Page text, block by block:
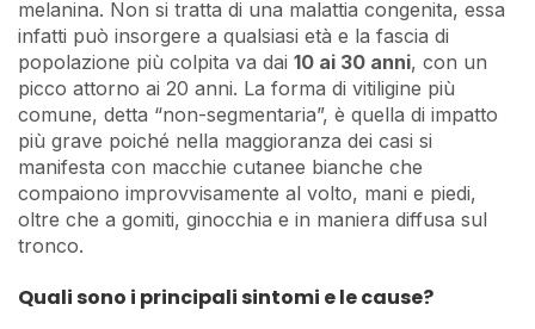
melanina. Non si tratta di una malattia congenita, essa
infatti può insorgere a qualsiasi età e la fascia di
popolazione più colpita va dai 10 ai 30 anni, con un
picco attorno ai 20 anni. La forma di vitiligine più
comune, detta “non-segmentaria”, è quella di impatto
più grave poiché nella maggioranza dei casi si
manifesta con macchie cutanee bianche che
compaiono improvvisamente al volto, mani e piedi,
oltre che a gomiti, ginocchia e in maniera diffusa sul
tronco.
Quali sono i principali sintomi e le cause?